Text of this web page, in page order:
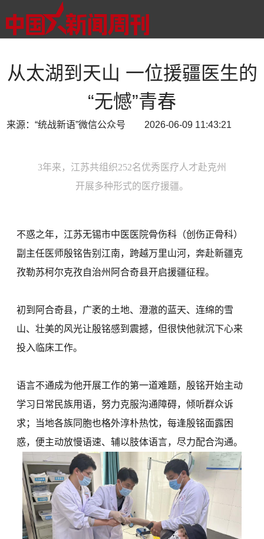
从太湖到天山 一位援疆医生的
“无憾”青春
来源：“统战新语”微信公众号 2026-06-09 11:43:21
3年来，江苏共组织252名优秀医疗人才赴克州
开展多种形式的医疗援疆。
不惑之年，江苏无锡市中医医院骨伤科（创伤正骨科）
副主任医师殷铭告别江南，跨越万里山河，奔赴新疆克
孜勒苏柯尔克孜自治州阿合奇县开启援疆征程。
初到阿合奇县，广袤的土地、澄澈的蓝天、连绵的雪
山、壮美的风光让殷铭感到震撼，但很快他就沉下心来
投入临床工作。
语言不通成为他开展工作的第一道难题，殷铭开始主动
学习日常民族用语，努力克服沟通障碍，倾听群众诉
求；当地各族同胞也格外淳朴热忱，每逢殷铭面露困
惑，便主动放慢语速、辅以肢体语言，尽力配合沟通。